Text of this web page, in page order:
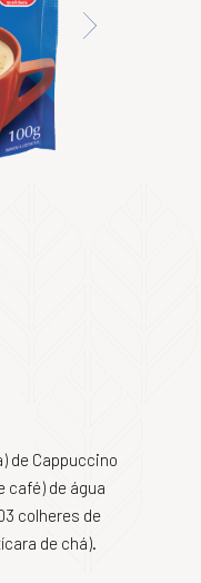
de Cappuccino
café) de água
colheres de
de chá).